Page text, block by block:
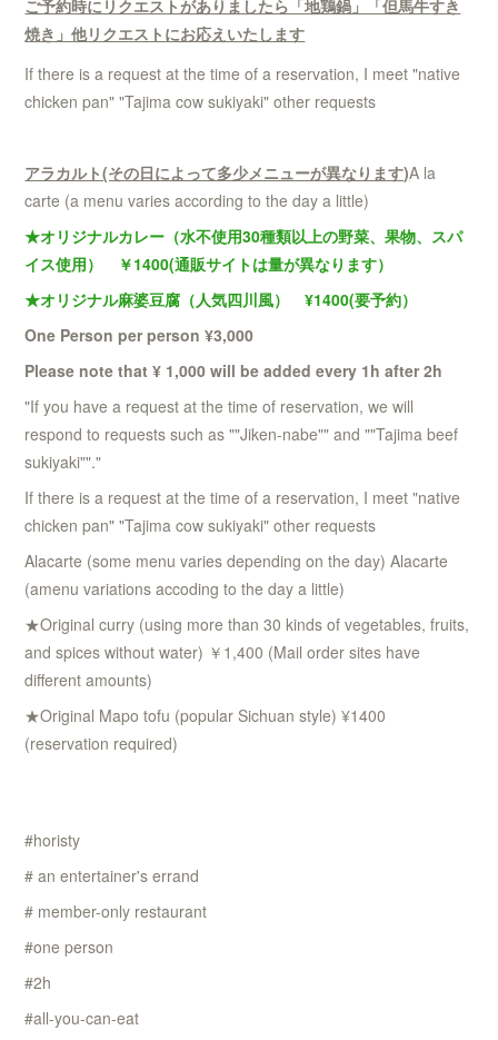
ご予約時にリクエストがありましたら「地鶏鍋」「但馬牛すき
焼き」他リクエストにお応えいたします
If there is a request at the time of a reservation, I meet "native
chicken pan" "Tajima cow sukiyaki" other requests
アラカルト(その日によって多少メニューが異なります)A la
carte (a menu varies according to the day a little)
★オリジナルカレー（水不使用30種類以上の野菜、果物、スパ
イス使用） ￥1400(通販サイトは量が異なります）
★オリジナル麻婆豆腐（人気四川風） ¥1400(要予約）
One Person per person ¥3,000
Please note that ¥ 1,000 will be added every 1h after 2h
"If you have a request at the time of reservation, we will
respond to requests such as ""Jiken-nabe"" and ""Tajima beef
sukiyaki""."
If there is a request at the time of a reservation, I meet "native
chicken pan" "Tajima cow sukiyaki" other requests
Alacarte (some menu varies depending on the day) Alacarte
(amenu variations accoding to the day a little)
★Original curry (using more than 30 kinds of vegetables, fruits,
and spices without water) ￥1,400 (Mail order sites have
different amounts)
★Original Mapo tofu (popular Sichuan style) ¥1400
(reservation required)
#horisty
# an entertainer's errand
# member-only restaurant
#one person
#2h
#all-you-can-eat